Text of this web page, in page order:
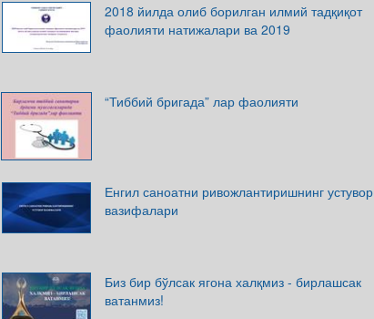
2018 йилда олиб борилган илмий тадқиқот
фаолияти натижалари ва 2019
“Тиббий бригада” лар фаолияти
Енгил саноатни ривожлантиришнинг устувор
вазифалари
Биз бир бўлсак ягона халқмиз - бирлашсак
ватанмиз!